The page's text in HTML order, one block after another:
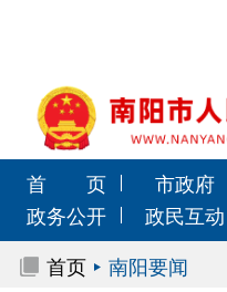
首 页 市政府
政务公开
政民互动
首页
南阳要闻